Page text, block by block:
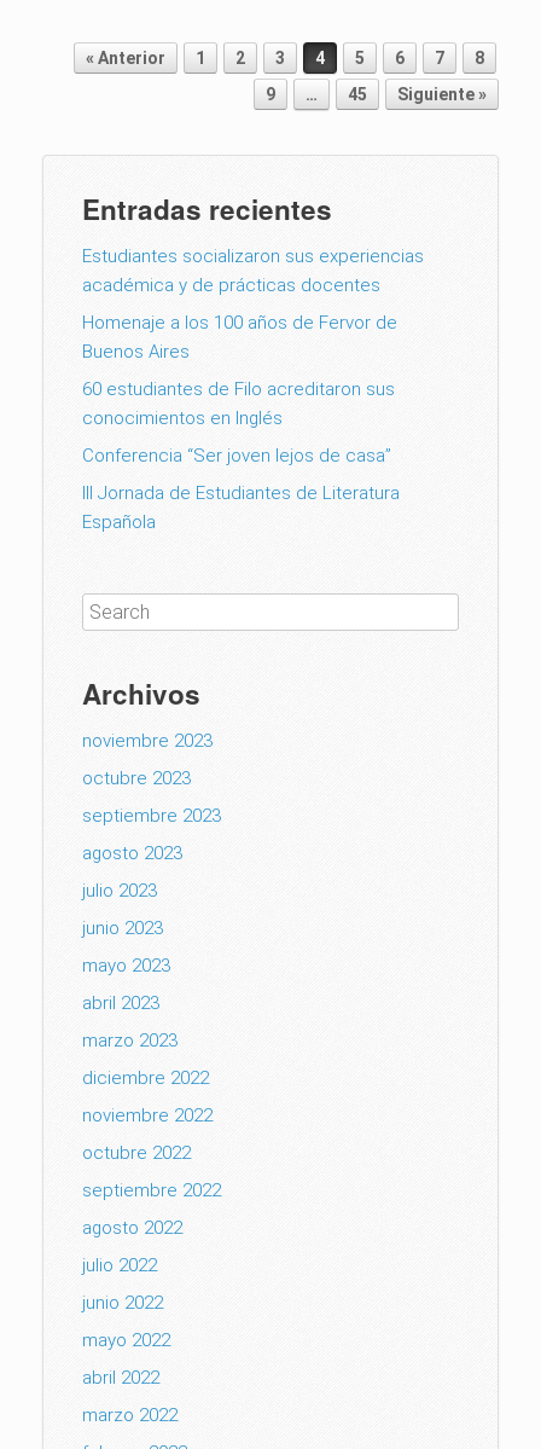
Post navigation
« Anterior 1 2 3 4 5 6 7
8
9
… 45 Siguiente »
Entradas recientes
Estudiantes socializaron sus experiencias
académica y de prácticas docentes
Homenaje a los 100 años de Fervor de
Buenos Aires
60 estudiantes de Filo acreditaron sus
conocimientos en Inglés
Conferencia “Ser joven lejos de casa”
III Jornada de Estudiantes de Literatura
Española
Archivos
noviembre 2023
octubre 2023
septiembre 2023
agosto 2023
julio 2023
junio 2023
mayo 2023
abril 2023
marzo 2023
diciembre 2022
noviembre 2022
octubre 2022
septiembre 2022
agosto 2022
julio 2022
junio 2022
mayo 2022
abril 2022
marzo 2022